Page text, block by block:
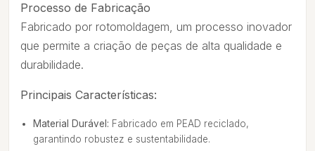
Processo de Fabricação
Fabricado por rotomoldagem, um processo inovador
que permite a criação de peças de alta qualidade e
durabilidade.
Principais Características:
Material Durável: Fabricado em PEAD reciclado,
garantindo robustez e sustentabilidade.